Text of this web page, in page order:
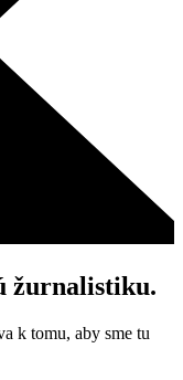
žurnalistiku.
k tomu, aby sme tu